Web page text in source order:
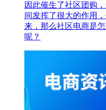
因此催生了社区团购
间发挥了很大的作用
来，那么社区电商是
呢？